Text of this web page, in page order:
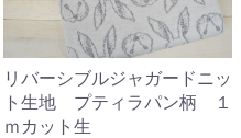
リバーシブルジャガードニッ
ト生地 プティラパン柄 １
ｍカット生